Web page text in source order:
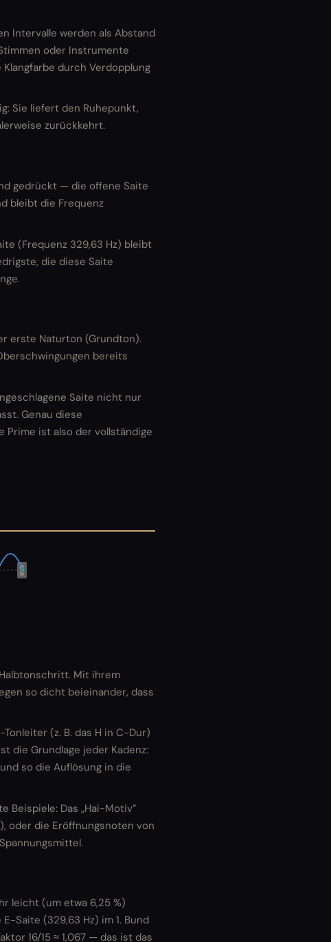
Intervalle werden als Abstand
oder Instrumente
durch Verdopplung
Sie liefert den Ruhepunkt,
zurückkehrt.
gedrückt — die offene Saite
bleibt die Frequenz
(Frequenz 329,63 Hz) bleibt
die diese Saite
erste Naturton (Grundton).
bereits
Saite nicht nur
Genau diese
ist also der vollständige
Mit ihrem
so dicht beieinander, dass
(z. B. das H in C-Dur)
die Grundlage jeder Kadenz:
so die Auflösung in die
Beispiele: Das „Hai-Motiv”
oder die Eröffnungsnoten von
leicht (um etwa 6,25 %)
Saite (329,63 Hz) im 1. Bund
16/15 ≈ 1,067 — das ist das